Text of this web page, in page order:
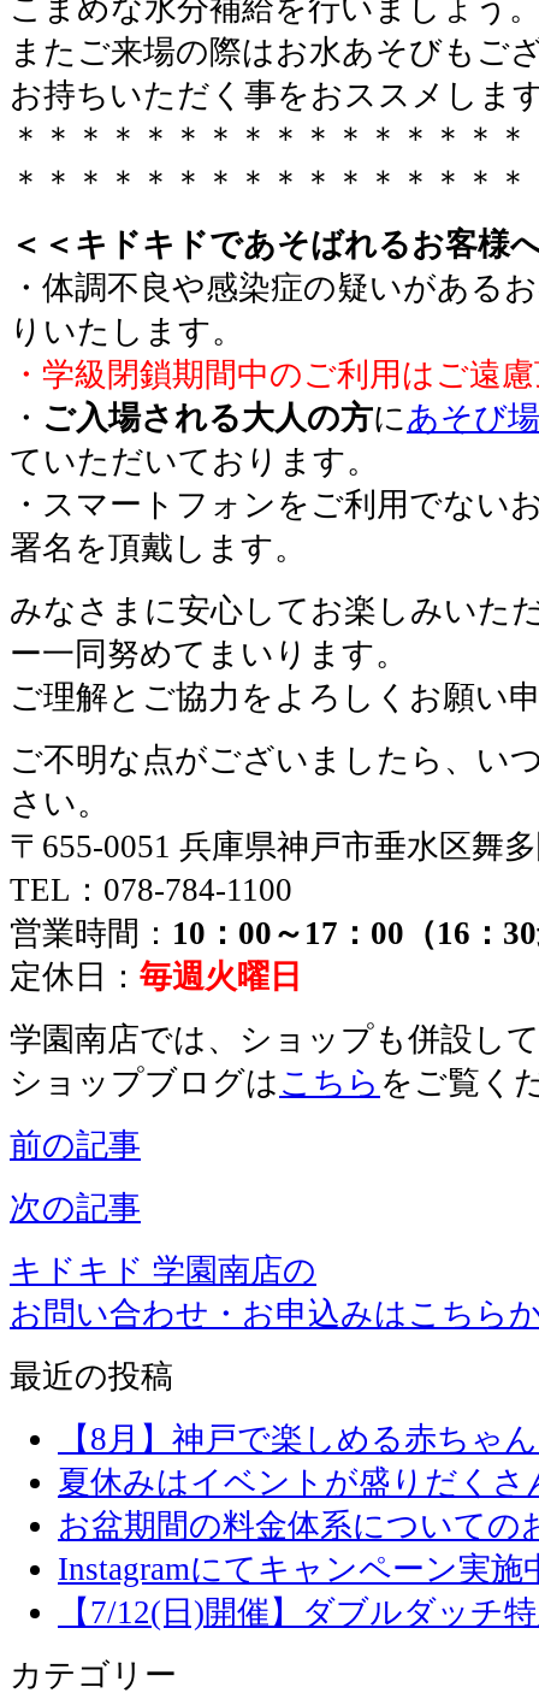
こまめな水分補給を行いましょう
またご来場の際はお水あそびもご
お持ちいただく事をおススメしま
＊＊＊＊＊＊＊＊＊＊＊＊＊＊＊
＊＊＊＊＊＊＊＊＊＊＊＊＊＊＊＊
＜＜キドキドであそばれるお客様
・体調不良や感染症の疑いがある
りいたします。
・学級閉鎖期間中のご利用はご遠
・ ご入場される大人の方にあそび
ていただいております。
・スマートフォンをご利用でない
署名を頂戴します。
みなさまに安心してお楽しみいた
ー一同努めてまいります。
ご理解とご協力をよろしくお願い
ご不明な点がございましたら、い
さい。
〒655-0051 兵庫県神戸市垂水区舞
TEL：078-784-1100
営業時間： 10：00～17：00（16：
定休日： 毎週火曜日
学園南店では、ショップも併設し
ショップブログは こちら をご覧く
前の記事
次の記事
キドキド 学園南店の
お問い合わせ・お申込みはこちら
最近の投稿
【8月】神戸で楽しめる赤ちゃ
夏休みはイベントが盛りだくさ
お盆期間の料金体系についての
Instagramにてキャンペーン実施
【7/12(日)開催】ダブルダッチ
カテゴリー